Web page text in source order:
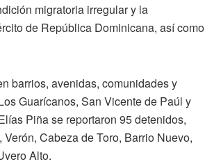
migratoria irregular y la
de República Dominicana, así como
barrios, avenidas, comunidades y
Guarícanos, San Vicente de Paúl y
Piña se reportaron 95 detenidos,
Cabeza de Toro, Barrio Nuevo,
Alto.